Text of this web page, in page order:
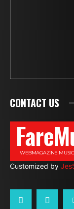
CONTACT US
WEBMAGAZINE
Customized by